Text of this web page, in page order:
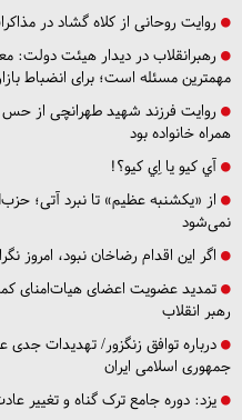
روایت روحانی از کلاه گشاد در
رهبرانقلاب در دیدار هیئت دولت:
مهمترین مسئله است؛ برای انضباط
روایت فرزند شهید طهرانچی از
همراه خانواده بود
آي كيو يا اِي كيو؟!
از «یکشنبه عظیم» تا نبرد آتی؛
نمی‌شود
اگر این اقدام رضاخان نبود، امروز
تمدید عضویت اعضای هیات‌امنای
رهبر انقلاب
درباره توافق زنگزور/ تهدیدات جدی
جمهوری اسلامی ایران
یزد: دوره جامع ترک گناه و تغییر